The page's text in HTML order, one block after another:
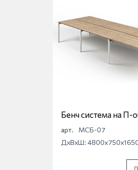
Бенч система на П-
опоре Магна МСБ-07
арт.
МСБ-07
ДхВхШ: